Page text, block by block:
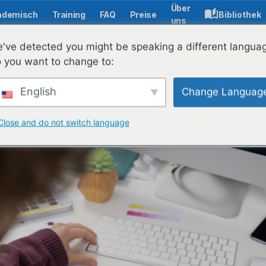
Training FAQ Preise
Über
uns
Bibliothek
Branding in
detected you might be speaking a different
you want to change to:
English Change
and do not switch language